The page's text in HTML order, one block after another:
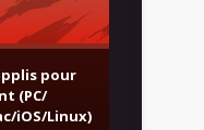
pour
(PC/
iOS/Linux)